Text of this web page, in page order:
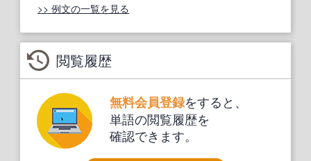
>> 例文の一覧を見る
閲覧履歴
無料会員登録をすると、
単語の閲覧履歴を
確認できます。